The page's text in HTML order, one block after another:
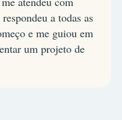
a todas as
e me guiou em
um projeto de